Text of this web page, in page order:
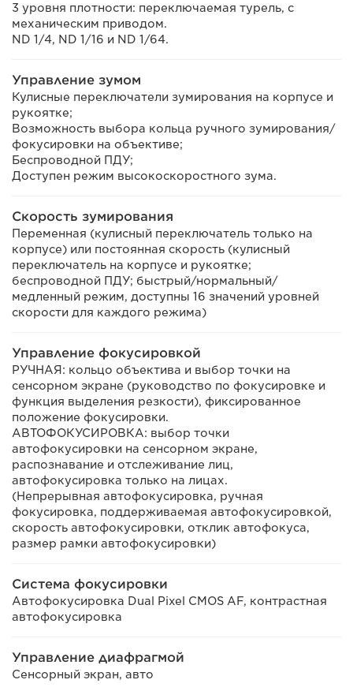
3 уровня плотности: переключаемая турель, с
механическим приводом.
ND 1/4, ND 1/16 и ND 1/64.
Управление зумом
Кулисные переключатели зумирования на корпусе и
рукоятке;
Возможность выбора кольца ручного зумирования/
фокусировки на объективе;
Беспроводной ПДУ;
Доступен режим высокоскоростного зума.
Скорость зумирования
Переменная (кулисный переключатель только на
корпусе) или постоянная скорость (кулисный
переключатель на корпусе и рукоятке;
беспроводной ПДУ; быстрый/нормальный/
медленный режим, доступны 16 значений уровней
скорости для каждого режима)
Управление фокусировкой
РУЧНАЯ: кольцо объектива и выбор точки на
сенсорном экране (руководство по фокусировке и
функция выделения резкости), фиксированное
положение фокусировки.
АВТОФОКУСИРОВКА: выбор точки
автофокусировки на сенсорном экране,
распознавание и отслеживание лиц,
автофокусировка только на лицах.
(Непрерывная автофокусировка, ручная
фокусировка, поддерживаемая автофокусировкой,
скорость автофокусировки, отклик автофокуса,
размер рамки автофокусировки)
Система фокусировки
Автофокусировка Dual Pixel CMOS AF, контрастная
автофокусировка
Управление диафрагмой
Сенсорный экран, авто